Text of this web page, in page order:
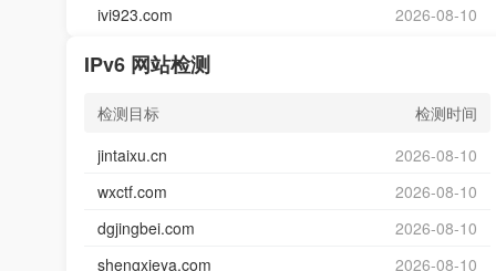
ivi923.com
2026-08-10
IPv6 网站检测
检测目标
检测时间
jintaixu.cn
2026-08-10
wxctf.com
2026-08-10
dgjingbei.com
2026-08-10
shengxieya.com
2026-08-10